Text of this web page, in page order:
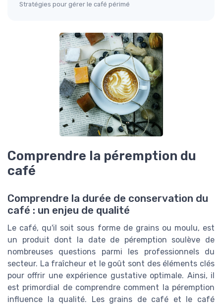
Stratégies pour gérer le café périmé
Comprendre la péremption du
café
Comprendre la durée de conservation du
café : un enjeu de qualité
Le café, qu'il soit sous forme de grains ou moulu, est
un produit dont la date de péremption soulève de
nombreuses questions parmi les professionnels du
secteur. La fraîcheur et le goût sont des éléments clés
pour offrir une expérience gustative optimale. Ainsi, il
est primordial de comprendre comment la péremption
influence la qualité. Les grains de café et le café